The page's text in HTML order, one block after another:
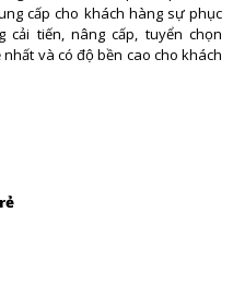
cấp cho khách hàng sự phục
tiến, nâng cấp, tuyển chọn
và có độ bền cao cho khách